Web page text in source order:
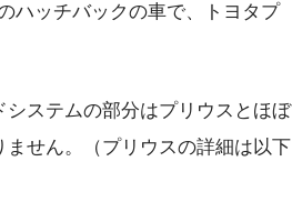
ハッチバックの車で、トヨタプ
ステムの部分はプリウスとほぼ
せん。（プリウスの詳細は以下